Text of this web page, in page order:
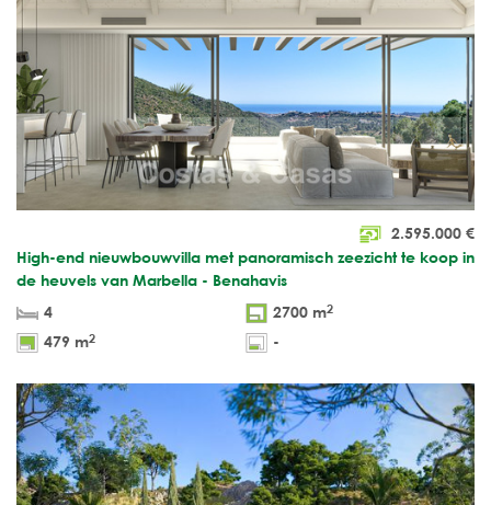
2.595.000 €
High-end nieuwbouwvilla met panoramisch zeezicht te koop in
de heuvels van Marbella - Benahavis
4
2700 m2
479 m2 -